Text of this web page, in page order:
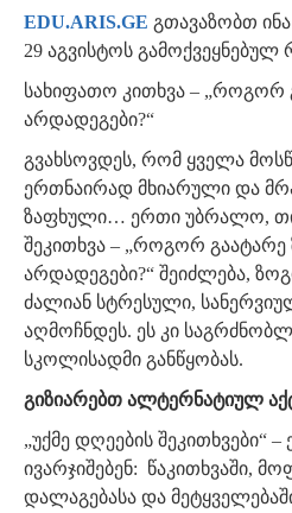
EDU.ARIS.GE გთავაზობთ
29 აგვისტოს გამოქვეყნებულ
სახიფათო კითხვა – „როგორ
არდადეგები?“
გვახსოვდეს, რომ ყველა
ერთნაირად მხიარული და
ზაფხული… ერთი უბრალო,
შეკითხვა – „როგორ
არდადეგები?“ შეიძლება,
ძალიან სტრესული,
აღმოჩნდეს. ეს კი
სკოლისადმი განწყობას.
გიზიარებთ ალტერნატიულ
„უქმე დღეების
ივარჯიშებენ: წაკითხვაში,
დალაგებასა და